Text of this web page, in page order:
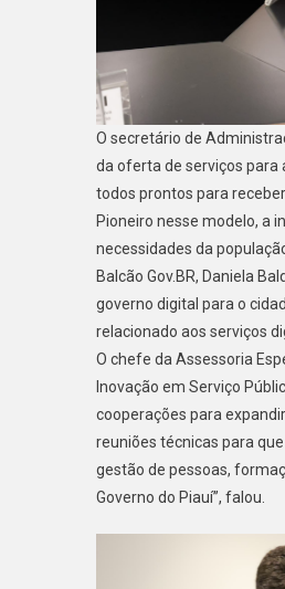
O secretário de
da oferta de serviços para
todos prontos para
Pioneiro nesse modelo, a
necessidades da
Balcão Gov.BR, Daniela
governo digital para o
relacionado aos serviços
O chefe da Assessoria
Inovação em Serviço
cooperações para
reuniões técnicas para
gestão de pessoas,
Governo do Piauí”, falou.